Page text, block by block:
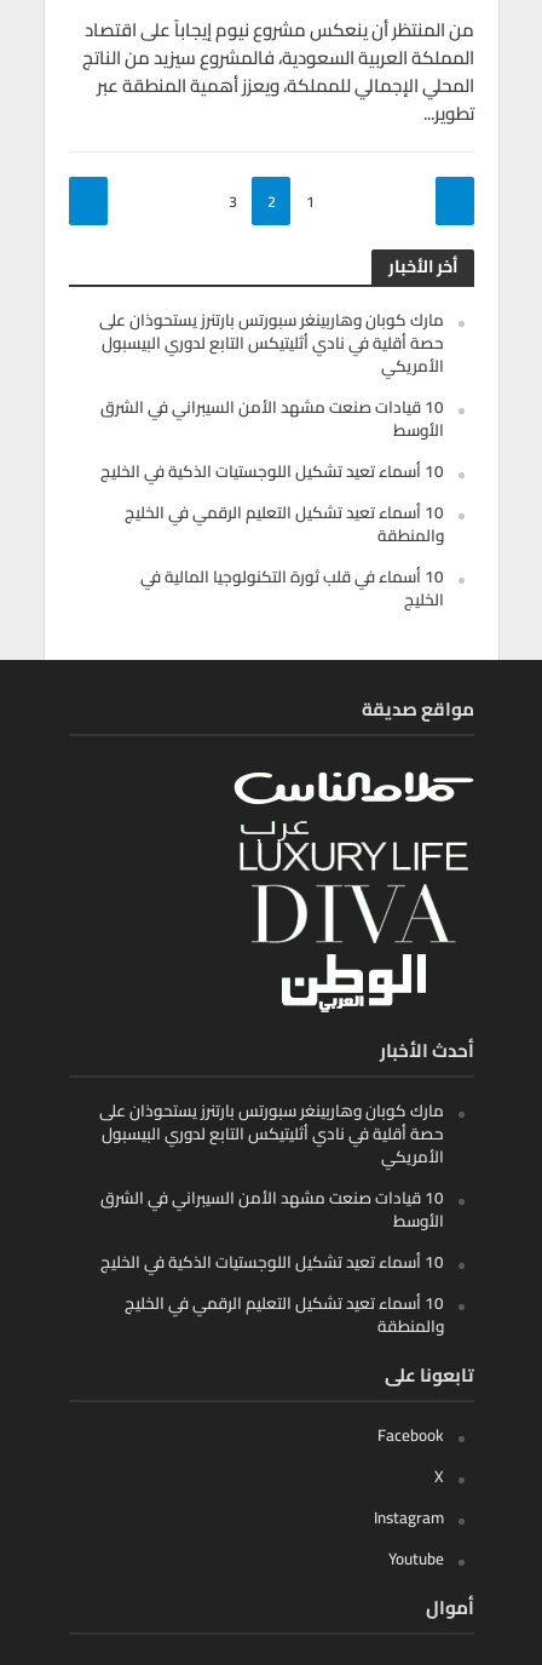
من المنتظر أن ينعكس مشروع نيوم إيجاباً على اقتصاد
المملكة العربية السعودية، فالمشروع سيزيد من الناتج
المحلي الإجمالي للمملكة، ويعزز أهمية المنطقة عبر
تطوير...
1
2
3
أخر الأخبار
مارك كوبان وهاربينغر سبورتس بارتنرز يستحوذان على
حصة أقلية في نادي أثليتيكس التابع لدوري البيسبول
الأمريكي
10 قيادات صنعت مشهد الأمن السيبراني في الشرق
الأوسط
10 أسماء تعيد تشكيل اللوجستيات الذكية في الخليج
10 أسماء تعيد تشكيل التعليم الرقمي في الخليج
والمنطقة
10 أسماء في قلب ثورة التكنولوجيا المالية في
الخليج
مواقع صديقة
أحدث الأخبار
مارك كوبان وهاربينغر سبورتس بارتنرز يستحوذان على
حصة أقلية في نادي أثليتيكس التابع لدوري البيسبول
الأمريكي
10 قيادات صنعت مشهد الأمن السيبراني في الشرق
الأوسط
10 أسماء تعيد تشكيل اللوجستيات الذكية في الخليج
10 أسماء تعيد تشكيل التعليم الرقمي في الخليج
والمنطقة
تابعونا على
Facebook
X
Instagram
Youtube
أموال